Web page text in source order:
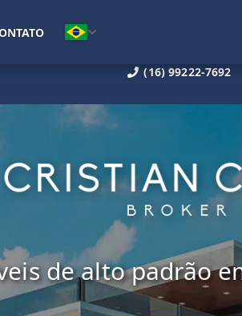
(16) 99222-7692
de alto padrão